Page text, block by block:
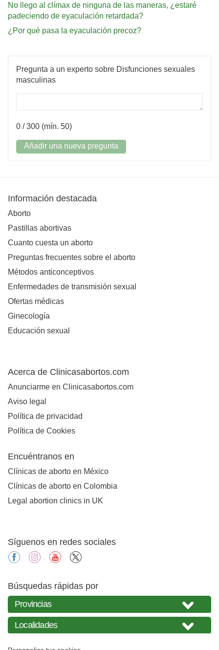
No llego al clímax de ninguna de las maneras, ¿estaré
padeciendo de eyaculación retardada?
¿Por qué pasa la eyaculación precoz?
Pregunta a un experto sobre Disfunciones sexuales
masculinas
0 / 300 (mín. 50)
Añadir una nueva pregunta
Información destacada
Aborto
Pastillas abortivas
Cuanto cuesta un aborto
Preguntas frecuentes sobre el aborto
Métodos anticonceptivos
Enfermedades de transmisión sexual
Ofertas médicas
Ginecología
Educación sexual
Acerca de Clinicasabortos.com
Anunciarme en Clinicasabortos.com
Aviso legal
Política de privacidad
Política de Cookies
Encuéntranos en
Clínicas de aborto en México
Clínicas de aborto en Colombia
Legal abortion clinics in UK
Síguenos en redes sociales
facebookinstagramyoutube
Búsquedas rápidas por